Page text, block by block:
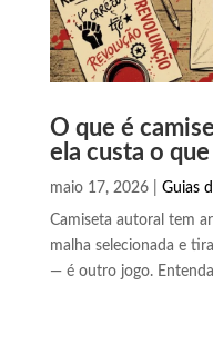
O que é
ela custa o
maio 17, 2026| Guias
Camiseta autoral tem
malha selecionada e
— é outro jogo.